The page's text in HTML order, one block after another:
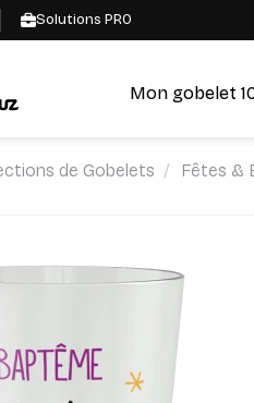
Solutions PRO
Mon gobelet
de Gobelets Fêtes &